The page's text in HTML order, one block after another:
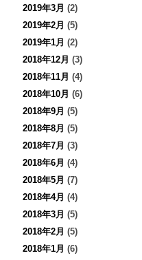
2019年3月 (2)
2019年2月 (5)
2019年1月 (2)
2018年12月 (3)
2018年11月 (4)
2018年10月 (6)
2018年9月 (5)
2018年8月 (5)
2018年7月 (3)
2018年6月 (4)
2018年5月 (7)
2018年4月 (4)
2018年3月 (5)
2018年2月 (5)
2018年1月 (6)